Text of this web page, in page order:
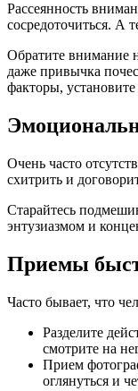
Рассеянность
сосредоточиться. А
Обратите внимание
даже привычка
факторы,
Очень часто
схитрить и
Старайтесь
энтузиазмом и
Приемы
Часто бывает, что
Разделите
смотрите на
Прием
оглянуться и